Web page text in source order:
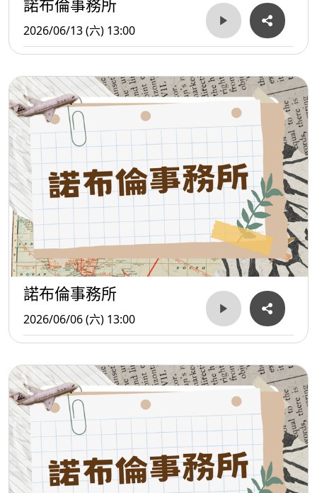
諾布倫事務所
2026/06/13 (六) 13:00
諾布倫事務所
2026/06/06 (六) 13:00